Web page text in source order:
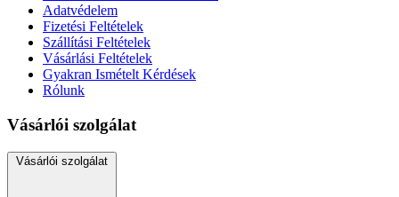
Adatvédelem
Fizetési Feltételek
Szállítási Feltételek
Vásárlási Feltételek
Gyakran Ismételt Kérdések
Rólunk
Vásárlói szolgálat
Vásárlói szolgálat